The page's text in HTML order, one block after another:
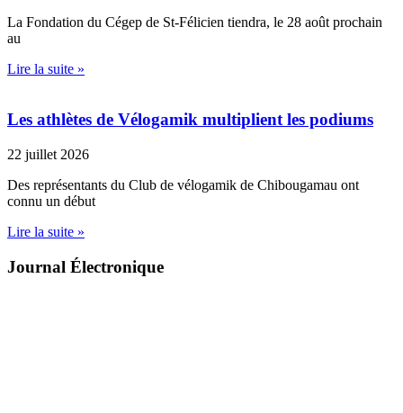
La Fondation du Cégep de St-Félicien tiendra, le 28 août prochain
au
Lire la suite »
Les athlètes de Vélogamik multiplient les podiums
22 juillet 2026
Des représentants du Club de vélogamik de Chibougamau ont
connu un début
Lire la suite »
Journal Électronique